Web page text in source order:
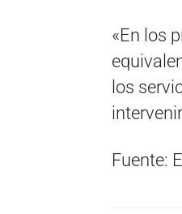
«En los
los
Fuente: